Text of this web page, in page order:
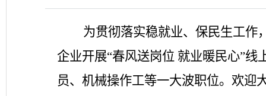
为贯彻落实稳就业、保民生工作
企业开展“春风送岗位 就业暖民心”
员、机械操作工等一大波职位。欢迎